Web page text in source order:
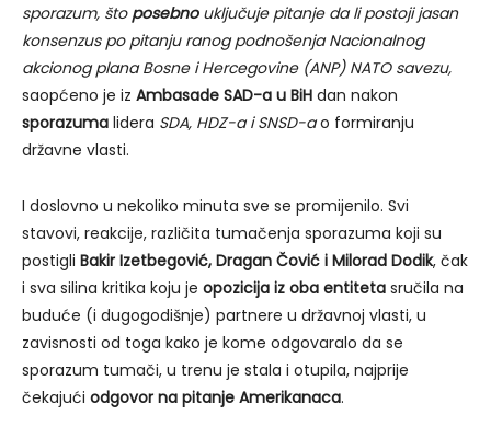
sporazum, što posebnouključuje pitanje da li postoji jasan
konsenzus po pitanju ranog podnošenja Nacionalnog
akcionog plana Bosne i Hercegovine (ANP) NATO savezu,
saopćeno je iz Ambasade SAD-a u BiH dan nakon
sporazuma lidera SDA, HDZ-a i SNSD-ao formiranju
državne vlasti.
I doslovno u nekoliko minuta sve se promijenilo. Svi
stavovi, reakcije, različita tumačenja sporazuma koji su
postigli Bakir Izetbegović, Dragan Čović i Milorad Dodik, čak
i sva silina kritika koju je opozicija iz oba entiteta sručila na
buduće (i dugogodišnje) partnere u državnoj vlasti, u
zavisnosti od toga kako je kome odgovaralo da se
sporazum tumači, u trenu je stala i otupila, najprije
čekajući odgovor na pitanje Amerikanaca.